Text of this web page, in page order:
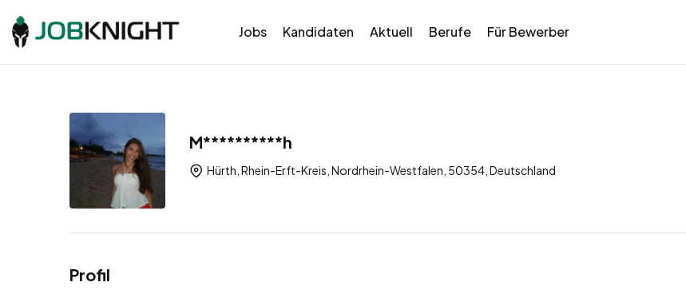
Jobs Kandidaten Aktuell Berufe Für Bewerber
M**********h
Hürth, Rhein-Erft-Kreis, Nordrhein-Westfalen, 50354, Deutschland
Profil